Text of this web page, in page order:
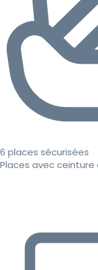
6 places sécurisées
Places avec ceinture